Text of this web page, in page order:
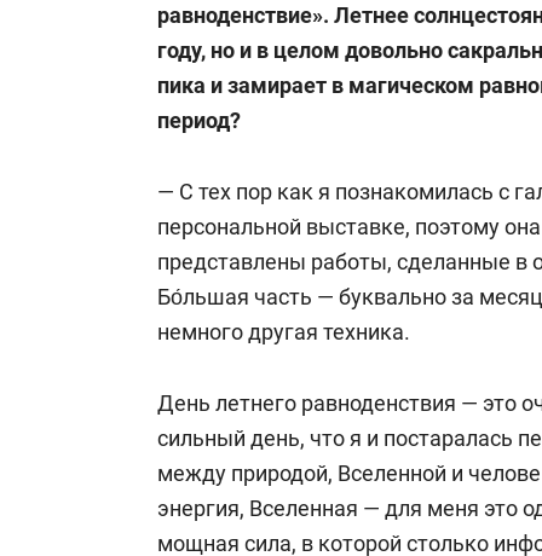
равноденствие». Летнее
году, но и в целом довольно
пика и замирает в магическом
период?
— С тех пор как я познакомилась с
персональной выставке, поэтому
представлены работы, сделанные в
Бо́льшая часть — буквально за
немного другая техника.
День летнего равноденствия — это
сильный день, что я и постаралась
между природой, Вселенной и
энергия, Вселенная — для меня это
мощная сила, в которой столько